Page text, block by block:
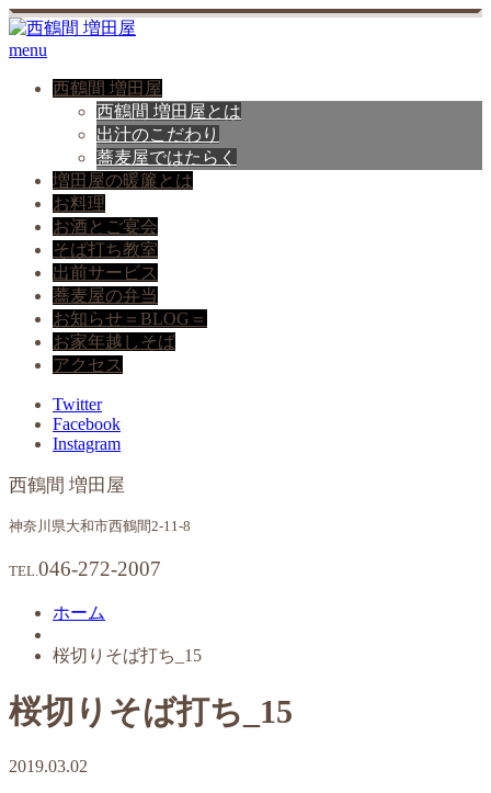
menu
西鶴間 増田屋
西鶴間 増田屋とは
出汁のこだわり
蕎麦屋ではたらく
増田屋の暖簾とは
お料理
お酒とご宴会
そば打ち教室
出前サービス
蕎麦屋の弁当
お知らせ＝BLOG＝
お家年越しそば
アクセス
Twitter
Facebook
Instagram
西鶴間 増田屋
神奈川県大和市西鶴間2-11-8
TEL.046-272-2007
ホーム
桜切りそば打ち_15
桜切りそば打ち_15
2019.03.02